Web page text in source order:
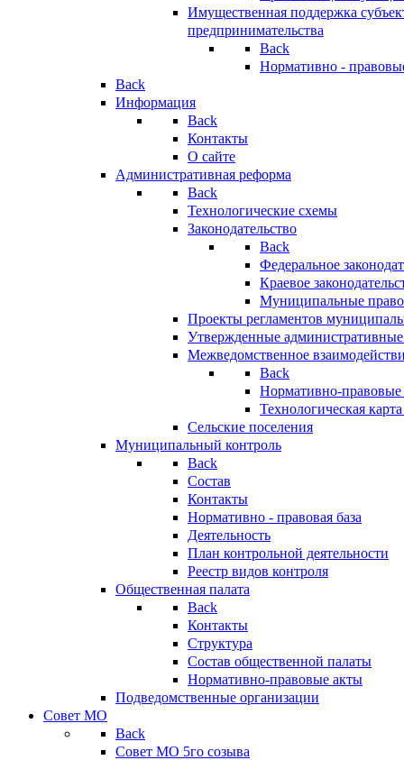
Имущественная поддержка
предпринимательства
Back
Нормативно -
Back
Информация
Back
Контакты
О сайте
Административная реформа
Back
Технологические схемы
Законодательство
Back
Федеральное
Краевое
Муниципальные
Проекты регламентов
Утвержденные
Межведомственное
Back
Нормативно-правовые
Технологическая
Сельские поселения
Муниципальный контроль
Back
Состав
Контакты
Нормативно - правовая база
Деятельность
План контрольной деятельности
Реестр видов контроля
Общественная палата
Back
Контакты
Структура
Состав общественной палаты
Нормативно-правовые акты
Подведомственные организации
Совет МО
Back
Совет МО 5го созыва